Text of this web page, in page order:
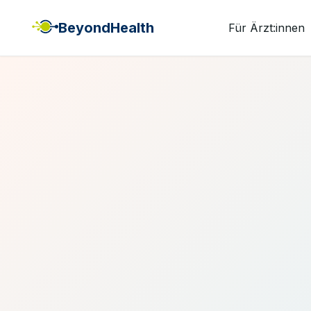
BeyondHealth Für Ärzt:innen